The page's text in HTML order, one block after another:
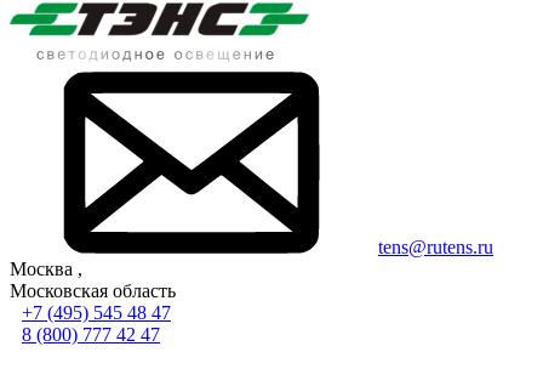
tens@rutens.ru
Москва ,
Московская область
+7 (495) 545 48 47
8 (800) 777 42 47